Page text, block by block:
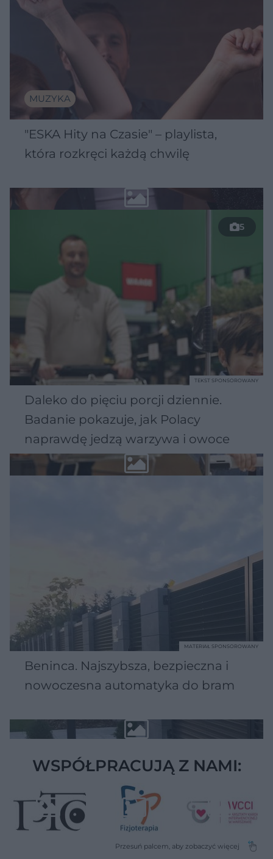
MUZYKA
"ESKA Hity na Czasie" – playlista,
która rozkręci każdą chwilę
5
Daleko do pięciu porcji dziennie.
Badanie pokazuje, jak Polacy
naprawdę jedzą warzywa i owoce
TEKST SPONSOROWANY
Beninca. Najszybsza, bezpieczna i
nowoczesna automatyka do bram
MATERIAŁ SPONSOROWANY
WSPÓŁPRACUJĄ Z NAMI: